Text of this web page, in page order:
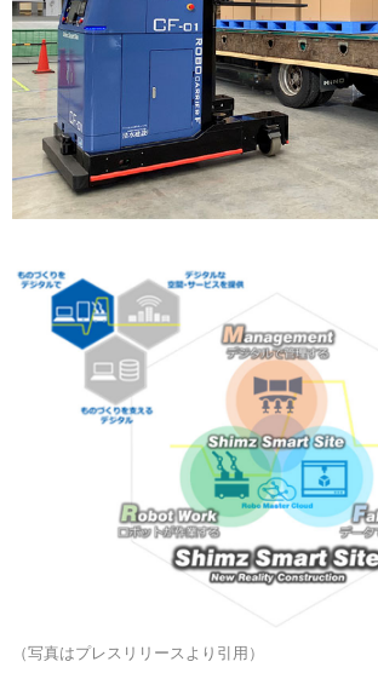
（写真はプレスリリースより引用）